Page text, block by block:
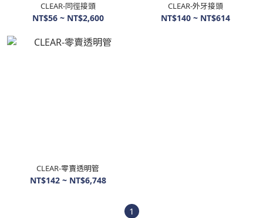
CLEAR-同徑接頭
NT$56 ~ NT$2,600
CLEAR-外牙接頭
NT$140 ~ NT$614
CLEAR-零賣透明管
NT$142 ~ NT$6,748
1